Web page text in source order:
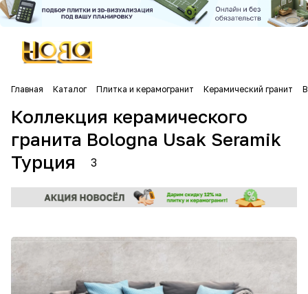
Главная Каталог Плитка и керамогранит Керамический гранит
Коллекция керамического
гранита Bologna Usak Seramik
Турция
3